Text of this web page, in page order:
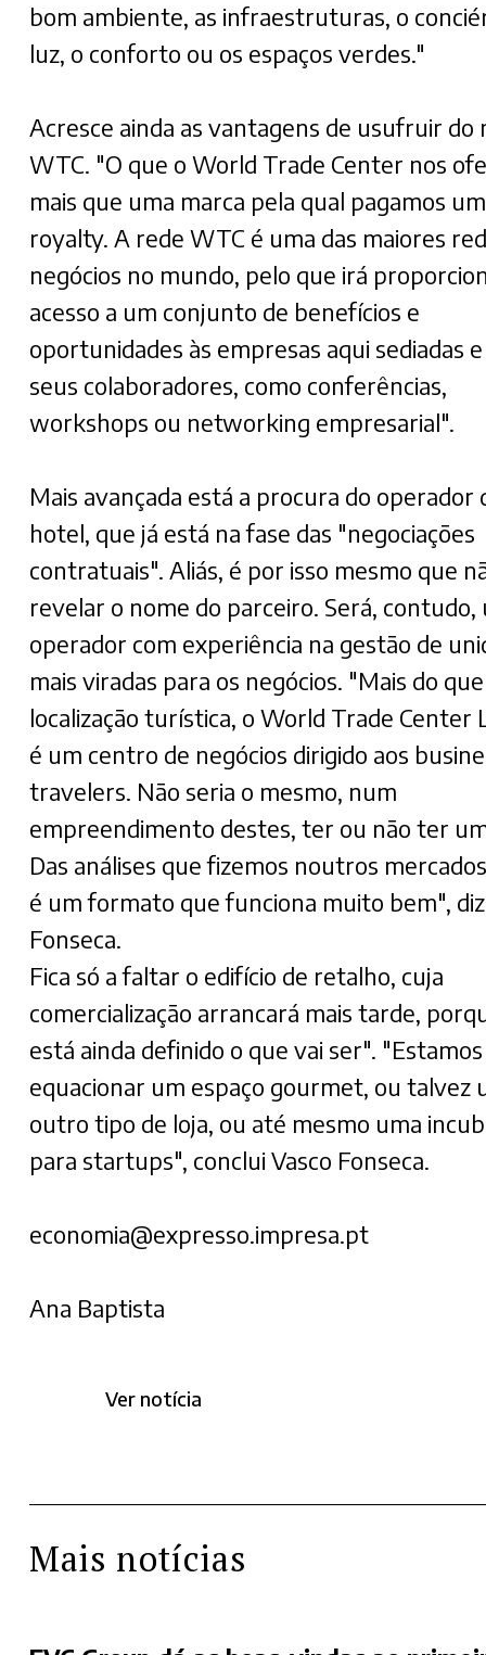
bom ambiente, as infraestruturas, o
luz, o conforto ou os espaços verdes."
Acresce ainda as vantagens de usufruir do
WTC. "O que o World Trade Center nos
mais que uma marca pela qual pagamos um
royalty. A rede WTC é uma das maiores
negócios no mundo, pelo que irá
acesso a um conjunto de benefícios e
oportunidades às empresas aqui sediadas
seus colaboradores, como conferências,
workshops ou networking empresarial".
Mais avançada está a procura do operador
hotel, que já está na fase das "negociações
contratuais". Aliás, é por isso mesmo que
revelar o nome do parceiro. Será, contudo,
operador com experiência na gestão de
mais viradas para os negócios. "Mais do
localização turística, o World Trade Center
é um centro de negócios dirigido aos
travelers. Não seria o mesmo, num
empreendimento destes, ter ou não ter
Das análises que fizemos noutros
é um formato que funciona muito bem", diz
Fonseca.
Fica só a faltar o edifício de retalho, cuja
comercialização arrancará mais tarde,
está ainda definido o que vai ser".
equacionar um espaço gourmet, ou talvez
outro tipo de loja, ou até mesmo uma
para startups", conclui Vasco Fonseca.
economia@expresso.impresa.pt
Ana Baptista
Ver notícia
Mais notícias